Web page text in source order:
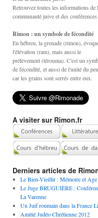
Retrouvez toutes les informations de
communauté juive et des
Rimon : un symbole de fécondité
En hébreu, la grenade (rimon),
l'élévation (ram), mais aussi le
prélèvement (térouma). C'est un
de fécondité, et aussi de l'unité du
car les grains sont serrés entre eux.
A visiter sur Rimon.fr
Derniers articles de
Le Bien-Vieillir : Mémoire et Age
Le Juge BRUGUIÈRE :
La Varenne
Un Juif roumain dans la France
Amitié Judéo Chrétienne 2012